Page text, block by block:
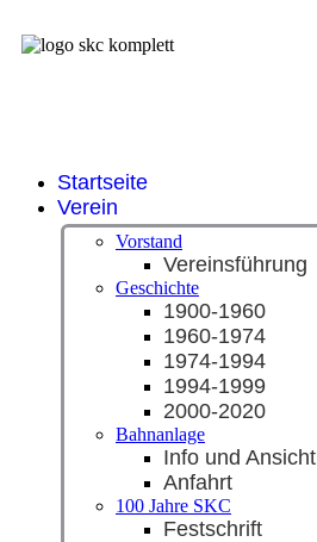
Startseite
Verein
Vorstand
Vereinsführung
Geschichte
1900-1960
1960-1974
1974-1994
1994-1999
2000-2020
Bahnanlage
Info und Ansicht
Anfahrt
100 Jahre SKC
Festschrift